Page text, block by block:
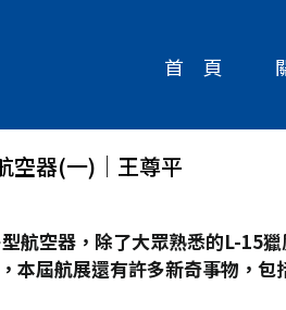
首 頁
空器(一)│王尊平
航空器，除了大眾熟悉的L-15
本屆航展還有許多新奇事物，包